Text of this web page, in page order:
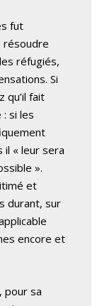
fut
résoudre
réfugiés,
Si
qu’il fait
: si les
il « leur sera
».
et
durant, sur
encore et
pour sa